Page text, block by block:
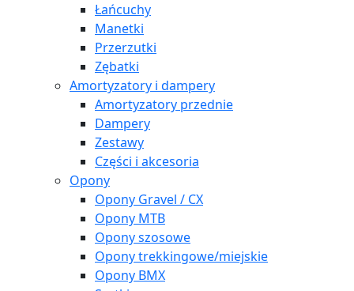
Łańcuchy
Manetki
Przerzutki
Zębatki
Amortyzatory i dampery
Amortyzatory przednie
Dampery
Zestawy
Części i akcesoria
Opony
Opony Gravel / CX
Opony MTB
Opony szosowe
Opony trekkingowe/miejskie
Opony BMX